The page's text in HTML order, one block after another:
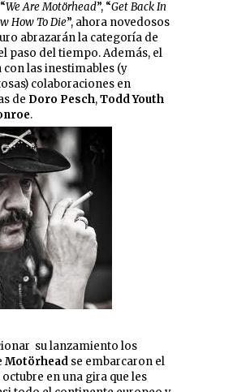
We Are Motörhead”, “Get Back In
How To Die”, ahora novedosos
abrazarán la categoría de
paso del tiempo. Además, el
con las inestimables (y
colaboraciones en
de Doro Pesch,Todd Youth
.
su lanzamiento los
Motörhead se embarcaron el
octubre en una gira que les